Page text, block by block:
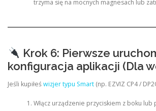
trzyma się na mocnych magnesach lub
Krok 6: Pierwsze
konfiguracja aplikacji (Dla
Jeśli kupiłeświzjer typu Smart (np. EZVIZ CP4 /
Włącz urządzenie przyciskiem z boku lub